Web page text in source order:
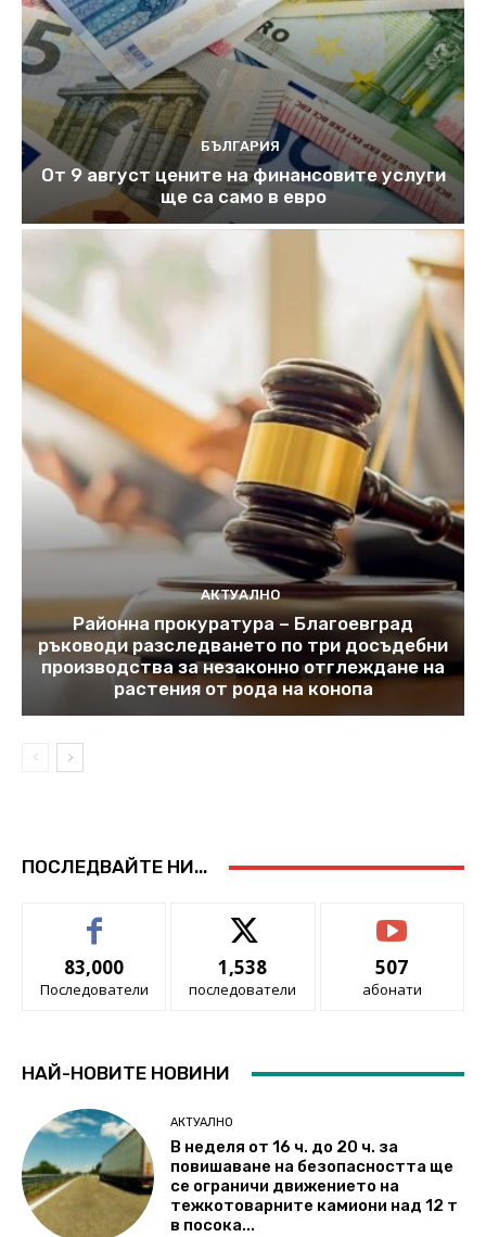
БЪЛГАРИЯ
От 9 август цените на финансовите услуги
ще са само в евро
АКТУАЛНО
Районна прокуратура – Благоевград
ръководи разследването по три досъдебни
производства за незаконно отглеждане на
растения от рода на конопа
ПОСЛЕДВАЙТЕ НИ...
83,000
Последователи
1,538
последователи
507
абонати
НАЙ-НОВИТЕ НОВИНИ
АКТУАЛНО
В неделя от 16 ч. до 20 ч. за
повишаване на безопасността ще
се ограничи движението на
тежкотоварните камиони над 12 т
в посока...